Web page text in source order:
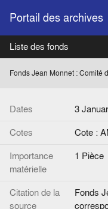
Portail des archives
Liste des fonds
Fonds Jean Monnet : Comité
Dates
3
Cotes
Cote :
Importance
matérielle
1 Pièce
Citation de la
source
Fonds